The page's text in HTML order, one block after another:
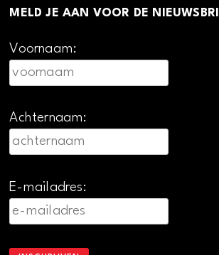
MELD JE AAN VOOR DE
Voornaam:
Achternaam:
E-mailadres: